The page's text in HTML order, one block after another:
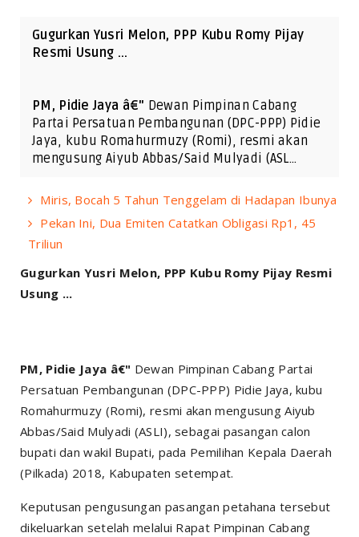
Gugurkan Yusri Melon, PPP Kubu Romy Pijay
Resmi Usung ...
PM, Pidie Jaya â€" Dewan Pimpinan Cabang
Partai Persatuan Pembangunan (DPC-PPP) Pidie
Jaya, kubu Romahurmuzy (Romi), resmi akan
mengusung Aiyub Abbas/Said Mulyadi (ASL…
Miris, Bocah 5 Tahun Tenggelam di Hadapan Ibunya
Pekan Ini, Dua Emiten Catatkan Obligasi Rp1, 45
Triliun
Gugurkan Yusri Melon, PPP Kubu Romy Pijay Resmi
Usung ...
PM, Pidie Jaya â€" Dewan Pimpinan Cabang Partai
Persatuan Pembangunan (DPC-PPP) Pidie Jaya, kubu
Romahurmuzy (Romi), resmi akan mengusung Aiyub
Abbas/Said Mulyadi (ASLI), sebagai pasangan calon
bupati dan wakil Bupati, pada Pemilihan Kepala Daerah
(Pilkada) 2018, Kabupaten setempat.
Keputusan pengusungan pasangan petahana tersebut
dikeluarkan setelah melalui Rapat Pimpinan Cabang